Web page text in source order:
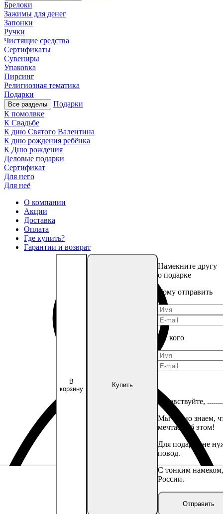
В
корзину
Купить
Намекните другу
о подарке
Кому отправить
От кого
Здравствуйте,
Мы точно знаем,
мечтает об этом!
Для подарка не
повод.
С тонким
России.
Отправить
Брелоки
Зажимы для денег
Запонки
Ручки
Чистящие средства
Сертификаты
Сувениры
Упаковка
Пирсинг
Религиозная тематика
Подарки
Все разделы
Подарки
К помолвке
К Свадьбе
К дню Святого Валентина
К дню рождения ребёнка
К Дню рождения
Деловые подарки
Сертификат
Для него
Для неё
О компании
Акции
Доставка
Оплата
Где купить?
Гарантии и возврат